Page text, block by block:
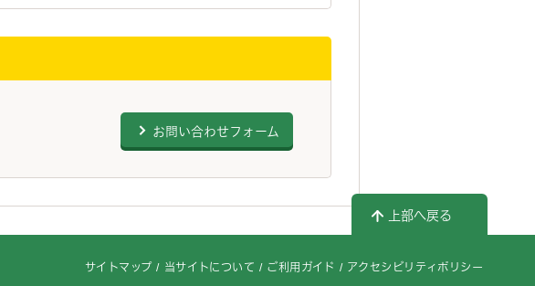
お問い合わせフォーム
上部へ戻る
サイトマップ 当サイトについて ご利用ガイド アクセシビリティポリシー